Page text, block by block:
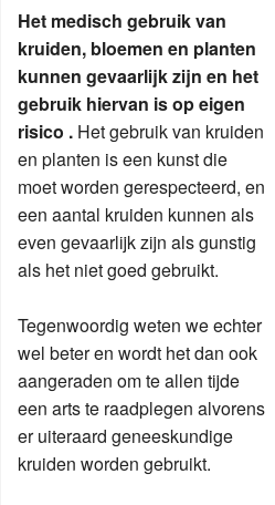
Het medisch gebruik van
kruiden, bloemen en planten
kunnen gevaarlijk zijn en het
gebruik hiervan is op eigen
risico . Het gebruik van kruiden
en planten is een kunst die
moet worden gerespecteerd, en
een aantal kruiden kunnen als
even gevaarlijk zijn als gunstig
als het niet goed gebruikt.
Tegenwoordig weten we echter
wel beter en wordt het dan ook
aangeraden om te allen tijde
een arts te raadplegen alvorens
er uiteraard geneeskundige
kruiden worden gebruikt.